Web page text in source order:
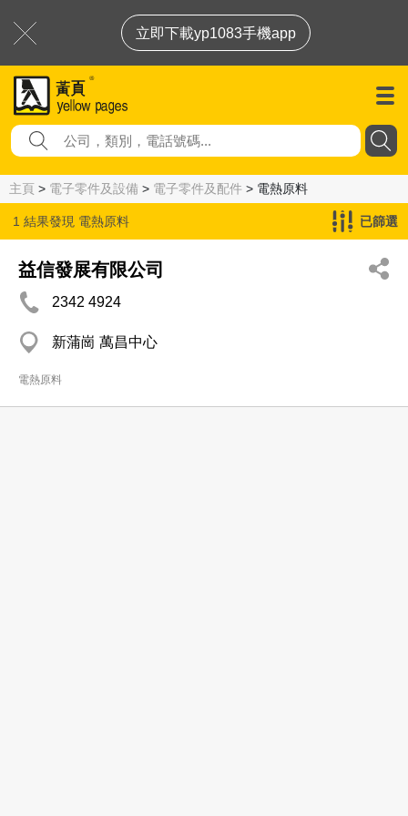
立即下載yp1083手機app
主頁 > 電子零件及設備 > 電子零件及配件 > 電熱原料
1 結果發現 電熱原料 已篩選
益信發展有限公司
2342 4924
新蒲崗 萬昌中心
電熱原料